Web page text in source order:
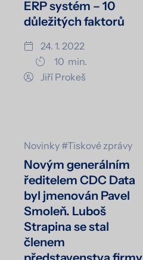
ERP systém – 10
důležitých faktorů
24. 1. 2022
10 min.
Jiří Prokeš
Novinky #Tiskové zprávy
Novým generálním
ředitelem CDC Data
byl jmenován Pavel
Smoleň. Luboš
Strapina se stal
členem